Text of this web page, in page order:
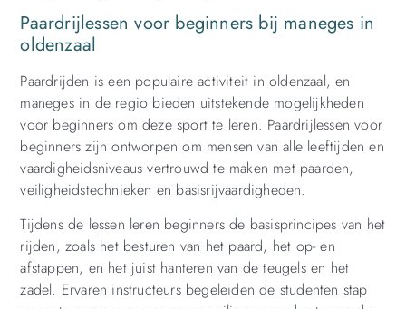
Paardrijlessen voor beginners bij maneges in
oldenzaal
Paardrijden is een populaire activiteit in oldenzaal, en
maneges in de regio bieden uitstekende mogelijkheden
voor beginners om deze sport te leren. Paardrijlessen voor
beginners zijn ontworpen om mensen van alle leeftijden en
vaardigheidsniveaus vertrouwd te maken met paarden,
veiligheidstechnieken en basisrijvaardigheden.
Tijdens de lessen leren beginners de basisprincipes van het
rijden, zoals het besturen van het paard, het op- en
afstappen, en het juist hanteren van de teugels en het
zadel. Ervaren instructeurs begeleiden de studenten stap